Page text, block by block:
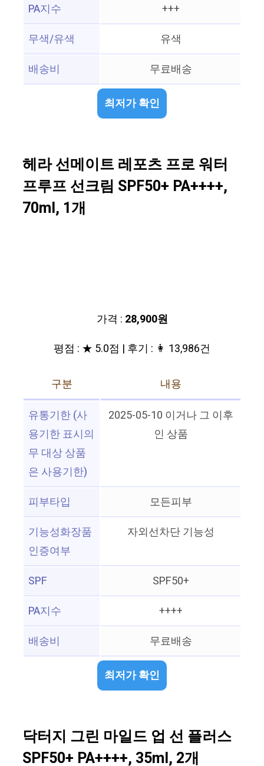
PA지수
+++
무색/유색
유색
배송비
무료배송
최저가 확인
헤라 선메이트 레포츠 프로 워터
프루프 선크림 SPF50+ PA++++,
70ml, 1개
가격 : 28,900원
평점 : ★ 5.0점 | 후기 : 👩 13,986건
구분
내용
유통기한 (사
용기한 표시의
무 대상 상품
은 사용기한)
2025-05-10 이거나 그 이후
인 상품
피부타입
모든피부
기능성화장품
인증여부
자외선차단 기능성
SPF
SPF50+
PA지수
++++
배송비
무료배송
최저가 확인
닥터지 그린 마일드 업 선 플러스
SPF50+ PA++++, 35ml, 2개